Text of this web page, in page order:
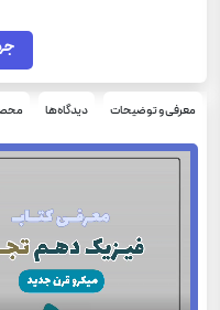
معرفی و توضیحات دیدگاه‌ها